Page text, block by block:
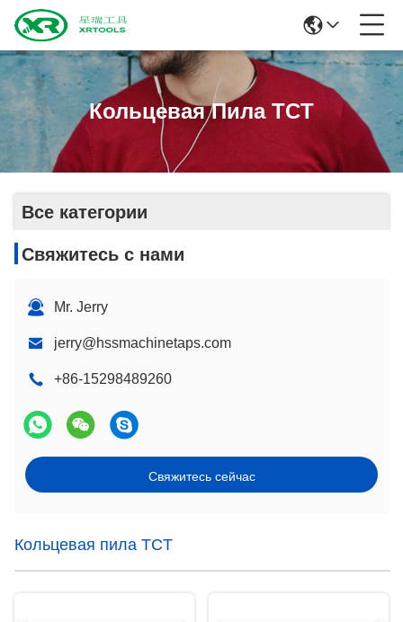
Кольцевая Пила TCT
Все категории
Свяжитесь с нами
Mr. Jerry
jerry@hssmachinetaps.com
+86-15298489260
Свяжитесь сейчас
Кольцевая пила TCT